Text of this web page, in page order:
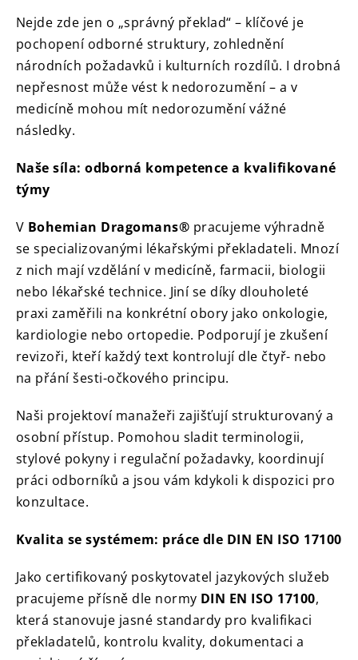
Nejde zde jen o „správný překlad“ – klíčové je
pochopení odborné struktury, zohlednění
národních požadavků i kulturních rozdílů. I drobná
nepřesnost může vést k nedorozumění – a v
medicíně mohou mít nedorozumění vážné
následky.
Naše síla: odborná kompetence a kvalifikované
týmy
V Bohemian Dragomans® pracujeme výhradně
se specializovanými lékařskými překladateli. Mnozí
z nich mají vzdělání v medicíně, farmacii, biologii
nebo lékařské technice. Jiní se díky dlouholeté
praxi zaměřili na konkrétní obory jako onkologie,
kardiologie nebo ortopedie. Podporují je zkušení
revizoři, kteří každý text kontrolují dle čtyř- nebo
na přání šesti-očkového principu.
Naši projektoví manažeři zajišťují strukturovaný a
osobní přístup. Pomohou sladit terminologii,
stylové pokyny i regulační požadavky, koordinují
práci odborníků a jsou vám kdykoli k dispozici pro
konzultace.
Kvalita se systémem: práce dle DIN EN ISO 17100
Jako certifikovaný poskytovatel jazykových služeb
pracujeme přísně dle normy DIN EN ISO 17100,
která stanovuje jasné standardy pro kvalifikaci
překladatelů, kontrolu kvality, dokumentaci a